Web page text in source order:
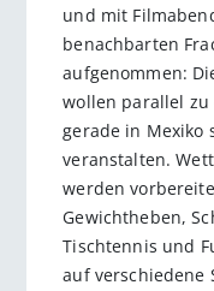
und mit
benachbarten
aufgenommen:
wollen parallel zu
gerade in Mexiko
veranstalten.
werden
Gewichtheben,
Tischtennis und
auf verschiedene